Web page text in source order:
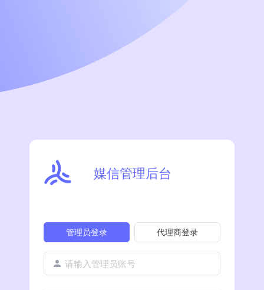
媒信管理后台
管理员登录 代理商登录
请输入管理员账号